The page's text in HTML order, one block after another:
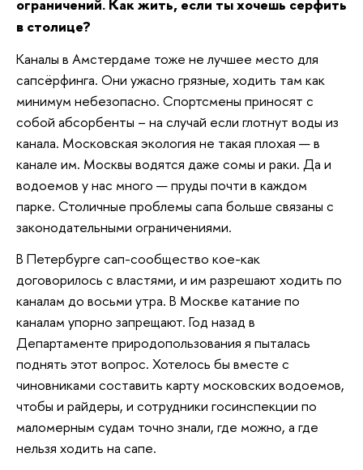
ограничений. Как жить, если ты хочешь серфить
в столице?
Каналы в Амстердаме тоже не лучшее место для
сапсёрфинга. Они ужасно грязные, ходить там как
минимум небезопасно. Спортсмены приносят с
собой абсорбенты – на случай если глотнут воды из
канала. Московская экология не такая плохая — в
канале им. Москвы водятся даже сомы и раки. Да и
водоемов у нас много — пруды почти в каждом
парке. Столичные проблемы сапа больше связаны с
законодательными ограничениями.
В Петербурге сап-сообщество кое-как
договорилось с властями, и им разрешают ходить по
каналам до восьми утра. В Москве катание по
каналам упорно запрещают. Год назад в
Департаменте природопользования я пыталась
поднять этот вопрос. Хотелось бы вместе с
чиновниками составить карту московских водоемов,
чтобы и райдеры, и сотрудники госинспекции по
маломерным судам точно знали, где можно, а где
нельзя ходить на сапе.